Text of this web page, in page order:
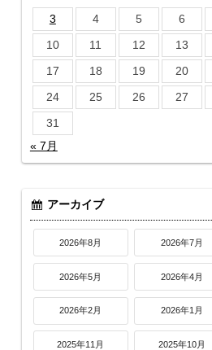
3
4 5 6
10
11 12 13
17
18 19 20
24
25 26 27
31
« 7月
アーカイブ
2026年8月 2026年7月
2026年5月 2026年4月
2026年2月 2026年1月
2025年11月 2025年10月